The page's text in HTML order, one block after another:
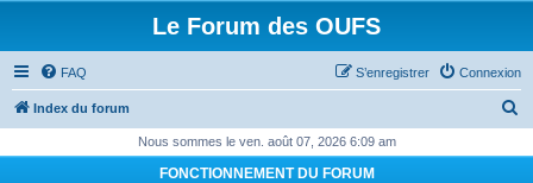
Le Forum des OUFS
FAQ Connexion
S’enregistrer
Index du forum
Nous sommes le ven. août 07, 2026 6:09 am
FONCTIONNEMENT DU FORUM